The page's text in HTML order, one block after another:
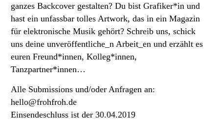
ganzes Backcover gestalten? Du bist Grafiker*in und
hast ein unfassbar tolles Artwork, das in ein Magazin
für elektronische Musik gehört? Schreib uns, schick
uns deine unveröffentliche_n Arbeit_en und erzählt es
euren Freund*innen, Kolleg*innen,
Tanzpartner*innen…
Alle Submissions und/oder Anfragen an:
hello@frohfroh.de
Einsendeschluss ist der 30.04.2019